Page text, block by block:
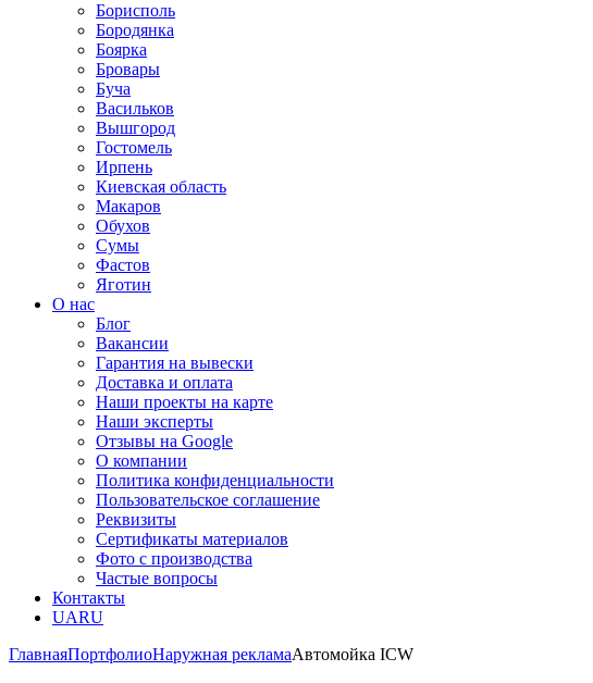
Борисполь
Бородянка
Боярка
Бровары
Буча
Васильков
Вышгород
Гостомель
Ирпень
Киевская область
Макаров
Обухов
Сумы
Фастов
Яготин
О нас
Блог
Вакансии
Гарантия на вывески
Доставка и оплата
Наши проекты на карте
Наши эксперты
Отзывы на Google
О компании
Политика конфиденциальности
Пользовательское соглашение
Реквизиты
Сертификаты материалов
Фото с производства
Частые вопросы
Контакты
UARU
ГлавнаяПортфолиоНаружная рекламаАвтомойка ICW